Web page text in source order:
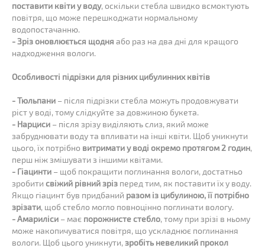
поставити квіти у воду, оскільки стебла швидко всмоктують
повітря, що може перешкоджати нормальному
водопостачанню.
- Зріз оновлюється щодня або раз на два дні для кращого
надходження вологи.
Особливості підрізки для різних цибулинних квітів
- Тюльпани – після підрізки стебла можуть продовжувати
ріст у воді, тому слідкуйте за довжиною букета.
- Нарциси – після зрізу виділяють слиз, який може
забруднювати воду та впливати на інші квіти. Щоб уникнути
цього, їх потрібно витримати у воді окремо протягом 2 годин,
перш ніж змішувати з іншими квітами.
- Гіацинти – щоб покращити поглинання вологи, достатньо
зробити свіжий рівний зріз перед тим, як поставити їх у воду.
Якщо гіацинт був придбаний разом із цибулиною, її потрібно
зрізати, щоб стебло могло повноцінно поглинати вологу.
- Амариліси – має порожнисте стебло, тому при зрізі в ньому
може накопичуватися повітря, що ускладнює поглинання
вологи. Щоб цього уникнути, зробіть невеликий прокол